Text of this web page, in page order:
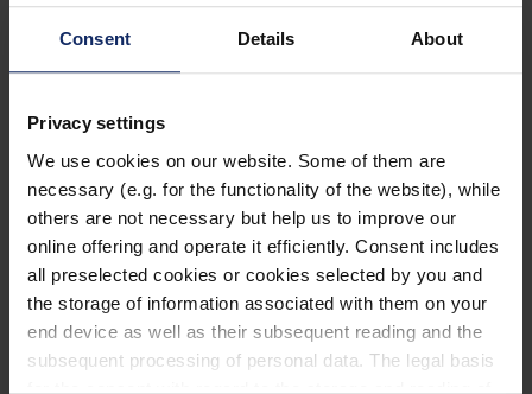
Consent Details About
Privacy settings
We use cookies on our website. Some of them are
necessary (e.g. for the functionality of the website), while
others are not necessary but help us to improve our
online offering and operate it efficiently. Consent includes
all preselected cookies or cookies selected by you and
the storage of information associated with them on your
end device as well as their subsequent reading and the
subsequent processing of personal data. The legal basis
for the consent with regard to the storage and reading of
Kategorien
Ausrüstung
Reisen
Tier des Monats
Vogel des Jahres
Vogelwelt
Neueste Beiträge
Können Vögel träumen?
Wer schon einmal einen schlafenden Hund mit zuckenden Pfoten
oder einen Vogel mit geschlossenen Augen beobachtet hat, hat sich